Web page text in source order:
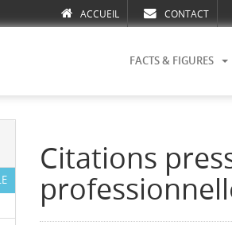
ACCUEIL CONTACT
FACTS & FIGURES
Citations